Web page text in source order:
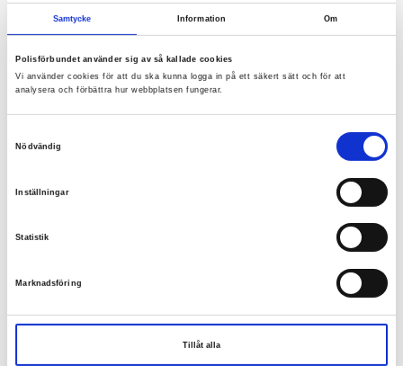
Samtycke Information Om
Polisförbundet använder sig av så kallade cookies
Vi använder cookies för att du ska kunna logga in på ett säkert sätt och för att
analysera och förbättra hur webbplatsen fungerar.
Nödvändig
Inställningar
Statistik
Marknadsföring
Tillåt alla
skyddsombud. Detta gäller även om du inte
känner av några symptom direkt, eftersom de
kan komma senare.
–Det finns möjligheter till ekonomisk
kompensation, framför allt om orsaken till
orsaken är till exempel utmattning eller
posttraumatiskt stressyndrom, säger Tobias
En förmån för medlemmar
Om du inte är medlem i Polisförbundet kan en